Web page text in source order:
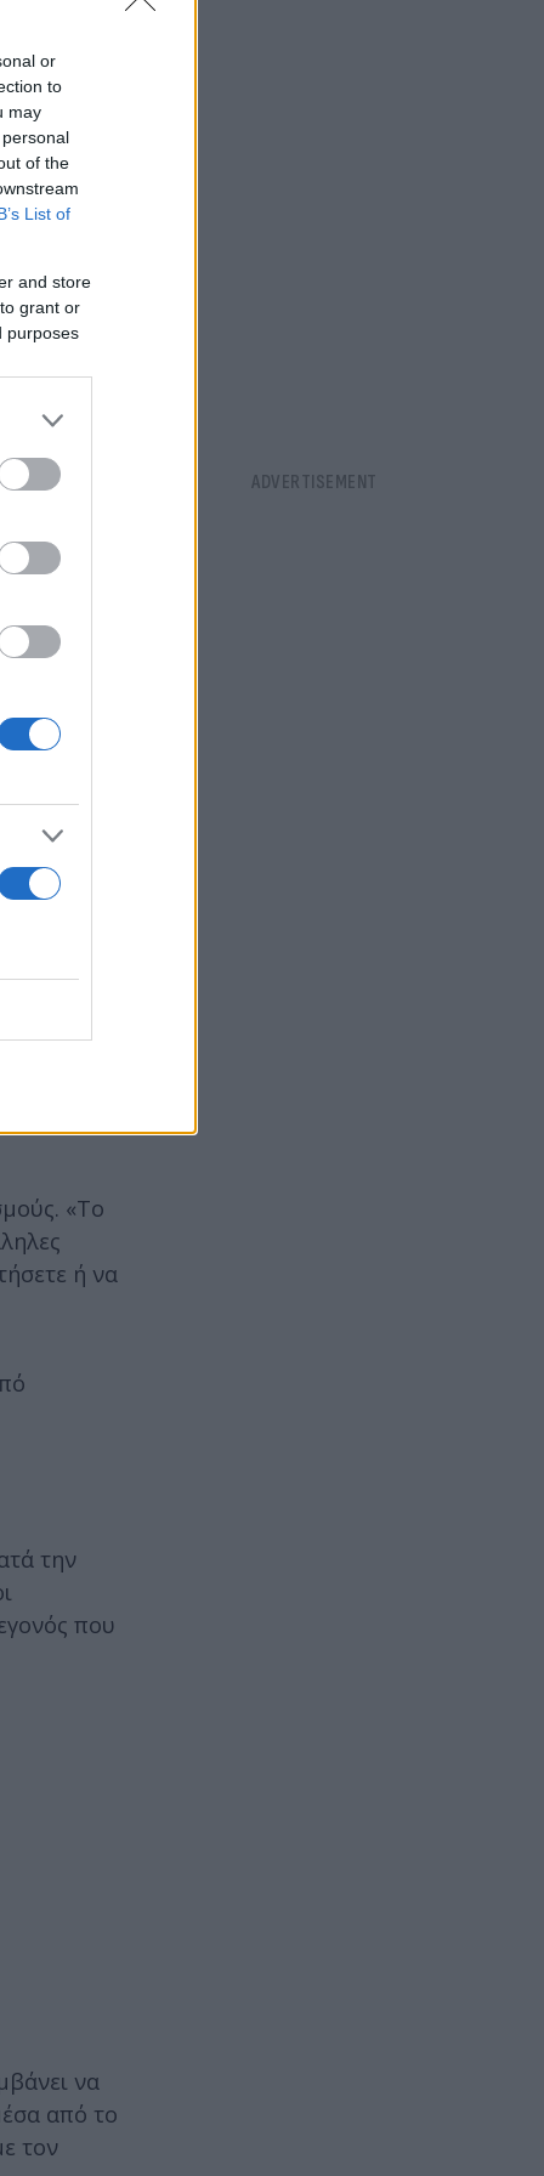
or
to
may
of the
List of
and store
grant or
purposes
«Το
ή να
την
που
να
από το
τον